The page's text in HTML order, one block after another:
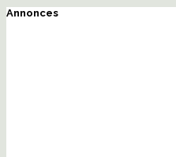
Annonces